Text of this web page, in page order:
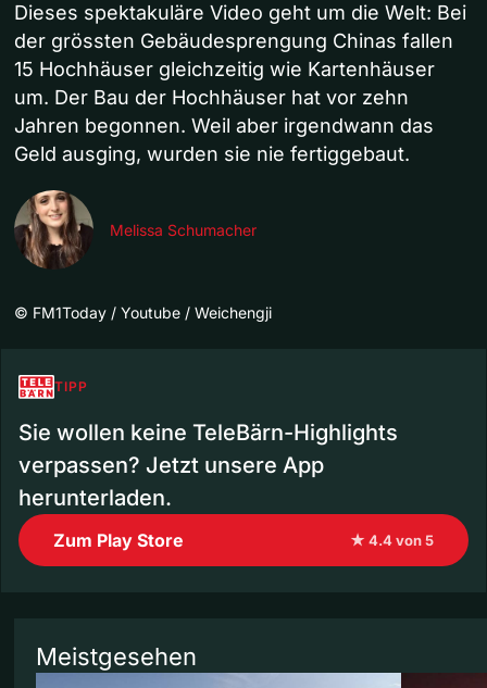
Dieses spektakuläre Video geht um die Welt: Bei
der grössten Gebäudesprengung Chinas fallen
15 Hochhäuser gleichzeitig wie Kartenhäuser
um. Der Bau der Hochhäuser hat vor zehn
Jahren begonnen. Weil aber irgendwann das
Geld ausging, wurden sie nie fertiggebaut.
Melissa Schumacher
© FM1Today / Youtube / Weichengji
TIPP
Sie wollen keine TeleBärn-Highlights
verpassen? Jetzt unsere App
herunterladen.
Zum Play Store ★ 4.4 von 5
Meistgesehen